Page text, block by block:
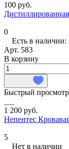
100 руб.
0
Есть в наличии:
Арт. 583
В корзину
Быстрый просмотр
1 200 руб.
Непентес
5
Нет в наличии